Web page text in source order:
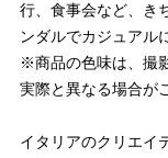
行、食事会など、き
ンダルでカジュアル
※商品の色味は、撮
実際と異なる場合が
イタリアのクリエイ